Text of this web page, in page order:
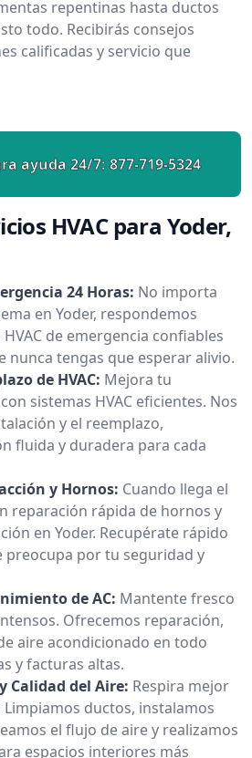
repentinas hasta ductos
todo. Recibirás consejos
calificadas y servicio que
ayuda 24/7: 877-719-5324
HVAC para Yoder,
24 Horas: No importa
en Yoder, respondemos
de emergencia confiables
nunca tengas que esperar alivio.
de HVAC: Mejora tu
sistemas HVAC eficientes. Nos
y el reemplazo,
fluida y duradera para cada
y Hornos: Cuando llega el
reparación rápida de hornos y
en Yoder. Recupérate rápido
preocupa por tu seguridad y
de AC: Mantente fresco
Ofrecemos reparación,
aire acondicionado en todo
y facturas altas.
Calidad del Aire: Respira mejor
Limpiamos ductos, instalamos
el flujo de aire y realizamos
espacios interiores más